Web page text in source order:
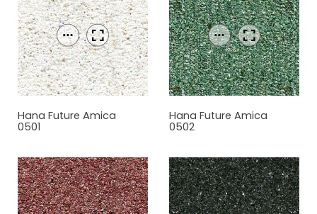
Hana Future Amica
0501
Hana Future Amica
0502